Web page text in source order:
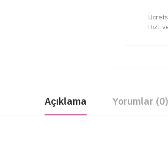
Hızlı
Açıklama Yorumlar (0)